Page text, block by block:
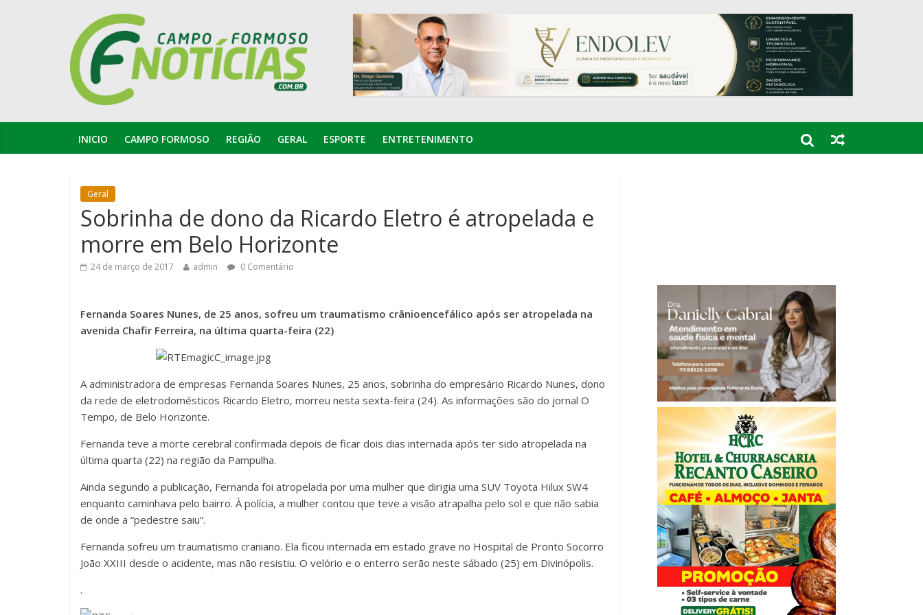
INICIO CAMPO FORMOSO REGIÃO GERAL ESPORTE ENTRETENIMENTO
Geral
Sobrinha de dono da Ricardo Eletro é atropelada e
morre em Belo Horizonte
24 de março de 2017 admin 0 Comentário
Fernanda Soares Nunes, de 25 anos, sofreu um traumatismo crânioencefálico após ser atropelada na
avenida Chafir Ferreira, na última quarta-feira (22)
A administradora de empresas Fernanda Soares Nunes, 25 anos, sobrinha do empresário Ricardo Nunes, dono
da rede de eletrodomésticos Ricardo Eletro, morreu nesta sexta-feira (24). As informações são do jornal O
Tempo, de Belo Horizonte.
Fernanda teve a morte cerebral confirmada depois de ficar dois dias internada após ter sido atropelada na
última quarta (22) na região da Pampulha.
Ainda segundo a publicação, Fernanda foi atropelada por uma mulher que dirigia uma SUV Toyota Hilux SW4
enquanto caminhava pelo bairro. À polícia, a mulher contou que teve a visão atrapalha pelo sol e que não sabia
de onde a “pedestre saiu”.
Fernanda sofreu um traumatismo craniano. Ela ficou internada em estado grave no Hospital de Pronto Socorro
João XXIII desde o acidente, mas não resistiu. O velório e o enterro serão neste sábado (25) em Divinópolis.
.